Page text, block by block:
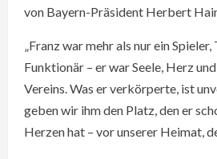
von Bayern-Präsident Herbert
„Franz war mehr als nur ein
Funktionär – er war Seele, Herz
Vereins. Was er verkörperte, ist
geben wir ihm den Platz, den er
Herzen hat – vor unserer Heimat,